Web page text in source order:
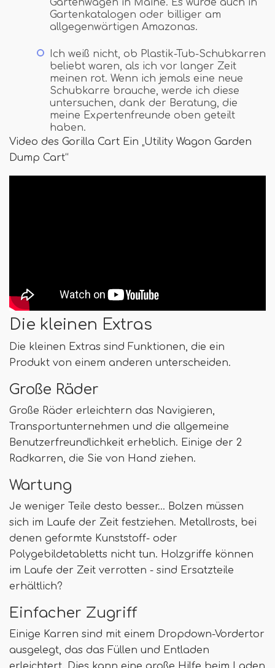
Gartenkatalogen oder billiger am
allgegenwärtigen Amazonas.
Ich weiß nicht, ob Plastik-Tub-Schubkarren
beliebt waren, als ich vor langer Zeit
meinen rot. Wenn ich jemals eine neue
Schubkarre brauche, werde ich diese
untersuchen, dank der Beratung, die
meine Expertenfreunde oben geteilt
haben.
Video des Gorilla Cart Ein „Utility Wagon Garden
Dump Cart“
Die kleinen Extras
Die kleinen Extras sind Funktionen, die ein
Produkt von einem anderen unterscheiden.
Große Räder
Große Räder erleichtern das Navigieren,
Transportunternehmen und die allgemeine
Benutzerfreundlichkeit erheblich. Einige der 2
Radkarren, die Sie von Hand ziehen.
Wartung
Je weniger Teile desto besser… Bolzen müssen
sich im Laufe der Zeit festziehen. Metallrosts, bei
denen geformte Kunststoff- oder
Polygebildetabletts nicht tun. Holzgriffe können
im Laufe der Zeit verrotten - sind Ersatzteile
erhältlich?
Einfacher Zugriff
Einige Karren sind mit einem Dropdown-Vordertor
ausgelegt, das das Füllen und Entladen